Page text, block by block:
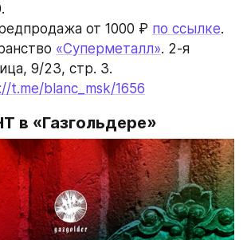
от 1000 ₽ по ссылке.
«Суперметалл». 2-я
9/23, стр. 3.
t.me/blanc_msk/1656
в «Газгольдере»